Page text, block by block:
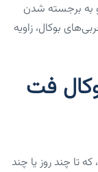
به برجسته شدن
بوکال، زاویه
فت
تا چند روز یا چند